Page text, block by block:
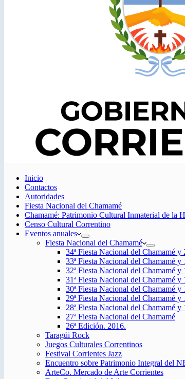
Inicio
Contactos
Autoridades
Fiesta Nacional del Chamamé
Chamamé: Patrimonio Cultural Inmaterial de la
Censo Cultural Correntino
Eventos anuales
Fiesta Nacional del Chamamé
34ª Fiesta Nacional del Chamamé
33ª Fiesta Nacional del Chamamé
32ª Fiesta Nacional del Chamamé
31ª Fiesta Nacional del Chamamé
30ª Fiesta Nacional del Chamamé
29ª Fiesta Nacional del Chamamé
28ª Fiesta Nacional del Chamamé
27ª Fiesta Nacional del Chamamé
26ª Edición. 2016.
Taragüi Rock
Juegos Culturales Correntinos
Festival Corrientes Jazz
Encuentro sobre Patrimonio Integral del
ArteCo. Mercado de Arte Corrientes